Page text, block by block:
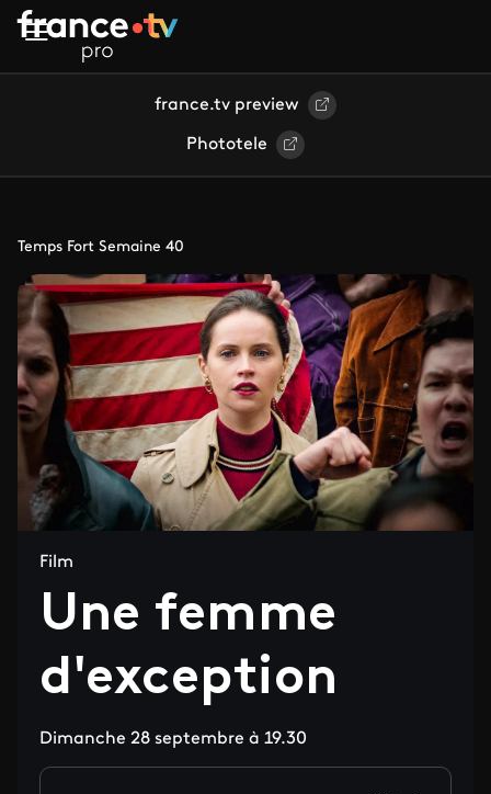
Aller au contenu principal
france.tv preview
Phototele
Temps Fort Semaine 40
Film
Une femme
d'exception
Dimanche 28 septembre à 19.30